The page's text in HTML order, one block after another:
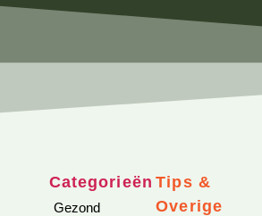
Categorieën
Gezond
Tips &
Overige